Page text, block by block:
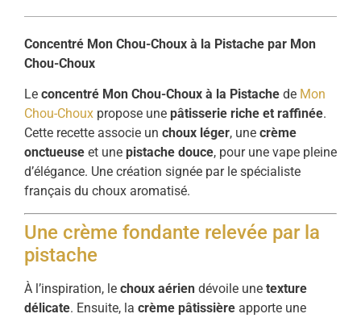
Concentré Mon Chou-Choux à la Pistache par Mon
Chou-Choux
Le concentré Mon Chou-Choux à la Pistache de Mon
Chou-Choux propose une pâtisserie riche et raffinée.
Cette recette associe un choux léger, une crème
onctueuse et une pistache douce, pour une vape pleine
d’élégance. Une création signée par le spécialiste
français du choux aromatisé.
Une crème fondante relevée par la
pistache
À l’inspiration, le choux aérien dévoile une texture
délicate. Ensuite, la crème pâtissière apporte une